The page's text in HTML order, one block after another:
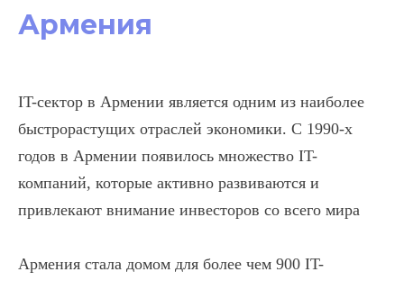
Армения
IT-сектор в Армении является одним из наиболее
быстрорастущих отраслей экономики. С 1990-х
годов в Армении появилось множество IT-
компаний, которые активно развиваются и
привлекают внимание инвесторов со всего мира
Армения стала домом для более чем 900 IT-